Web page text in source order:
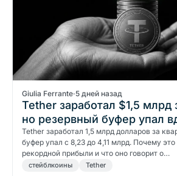
Giulia Ferrante·5 дней назад
Tether заработал $1,5 млрд
но резервный буфер упал
Tether заработал 1,5 млрд долларов за
буфер упал с 8,23 до 4,11 млрд. Почему
рекордной прибыли и что оно говорит о…
стейблкоины Tether